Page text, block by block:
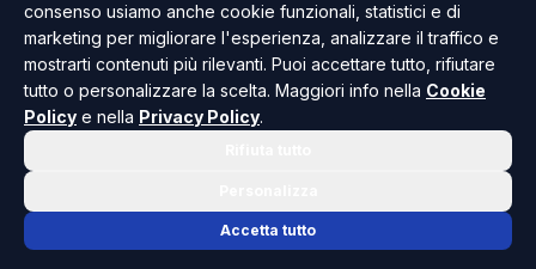
consenso usiamo anche cookie funzionali, statistici e di
marketing per migliorare l'esperienza, analizzare il traffico e
mostrarti contenuti più rilevanti. Puoi accettare tutto, rifiutare
tutto o personalizzare la scelta. Maggiori info nella Cookie
Policy e nella Privacy Policy.
Accetta tutto